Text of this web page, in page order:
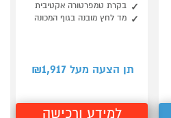
בקרת טמפרטורה אקטיבית
מד לחץ מובנה בגוף המכונה
תן הצעה מעל ₪ 1,917
למידע ורכישה